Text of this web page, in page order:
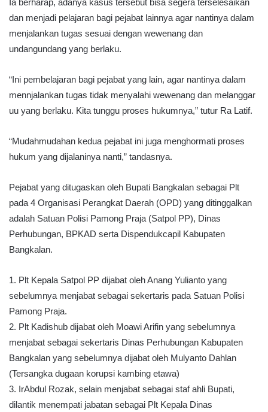
Ia berharap, adanya kasus tersebut bisa segera terselesaikan
dan menjadi pelajaran bagi pejabat lainnya agar nantinya dalam
menjalankan tugas sesuai dengan wewenang dan
undangundang yang berlaku.
“Ini pembelajaran bagi pejabat yang lain, agar nantinya dalam
mennjalankan tugas tidak menyalahi wewenang dan melanggar
uu yang berlaku. Kita tunggu proses hukumnya,” tutur Ra Latif.
“Mudahmudahan kedua pejabat ini juga menghormati proses
hukum yang dijalaninya nanti,” tandasnya.
Pejabat yang ditugaskan oleh Bupati Bangkalan sebagai Plt
pada 4 Organisasi Perangkat Daerah (OPD) yang ditinggalkan
adalah Satuan Polisi Pamong Praja (Satpol PP), Dinas
Perhubungan, BPKAD serta Dispendukcapil Kabupaten
Bangkalan.
1. Plt Kepala Satpol PP dijabat oleh Anang Yulianto yang
sebelumnya menjabat sebagai sekertaris pada Satuan Polisi
Pamong Praja.
2. Plt Kadishub dijabat oleh Moawi Arifin yang sebelumnya
menjabat sebagai sekertaris Dinas Perhubungan Kabupaten
Bangkalan yang sebelumnya dijabat oleh Mulyanto Dahlan
(Tersangka dugaan korupsi kambing etawa)
3. IrAbdul Rozak, selain menjabat sebagai staf ahli Bupati,
dilantik menempati jabatan sebagai Plt Kepala Dinas